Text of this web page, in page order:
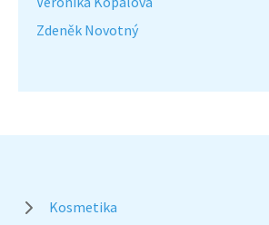
Zdeněk Novotný
Kosmetika